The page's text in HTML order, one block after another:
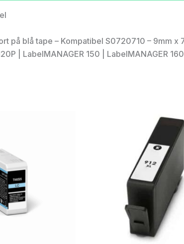
på blå tape – Kompatibel S0720710 – 9mm
| LabelMANAGER 150 | LabelMANAGER